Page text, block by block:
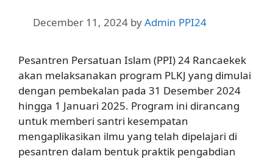
December 11, 2024 byAdmin PPI24
Pesantren Persatuan Islam (PPI) 24 Rancaekek
akan melaksanakan program PLKJ yang dimulai
dengan pembekalan pada 31 Desember 2024
hingga 1 Januari 2025. Program ini dirancang
untuk memberi santri kesempatan
mengaplikasikan ilmu yang telah dipelajari di
pesantren dalam bentuk praktik pengabdian